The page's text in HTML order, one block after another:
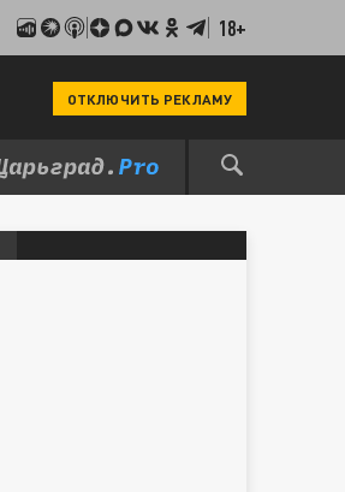
18+
ОТКЛЮЧИТЬ РЕКЛАМУ